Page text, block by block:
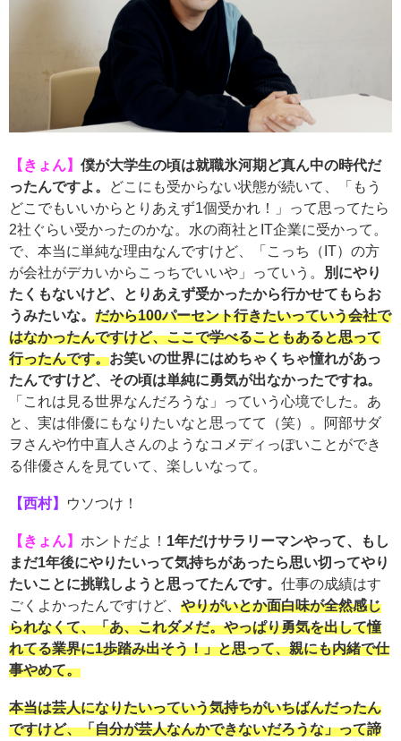
【きょん】 僕が大学生の頃は就職氷河期ど真ん中の時代だ
ったんですよ。
どこにも受からない状態が続いて、「もう
どこでもいいからとりあえず1個受かれ！」って思ってたら
2社ぐらい受かったのかな。水の商社とIT企業に受かって。
で、本当に単純な理由なんですけど、「こっち（IT）の方
が会社がデカいからこっちでいいや」っていう。
別にやり
たくもないけど、とりあえず受かったから行かせてもらお
うみたいな。 だから100パーセント行きたいっていう会社で
はなかったんですけど、ここで学べることもあると思って
行ったんです。お笑いの世界にはめちゃくちゃ憧れがあっ
たんですけど、その頃は単純に勇気が出なかったですね。
「これは見る世界なんだろうな」っていう心境でした。あ
と、実は俳優にもなりたいなと思ってて（笑）。阿部サダ
ヲさんや竹中直人さんのようなコメディっぽいことができ
る俳優さんを見ていて、楽しいなって。
【西村】 ウソつけ！
【きょん】 ホントだよ！ 1年だけサラリーマンやって、もし
まだ1年後にやりたいって気持ちがあったら思い切ってやり
たいことに挑戦しようと思ってたんです。 仕事の成績はす
ごくよかったんですけど、 やりがいとか面白味が全然感じ
られなくて、「あ、これダメだ。やっぱり勇気を出して憧
れてる業界に1歩踏み出そう！」と思って、親にも内緒で仕
事やめて。
本当は芸人になりたいっていう気持ちがいちばんだったん
ですけど、「自分が芸人なんかできないだろうな」って諦